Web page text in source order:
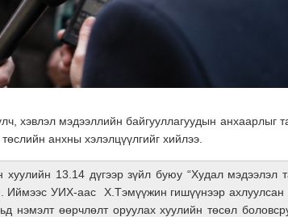
хэвлэл мэдээллийн байгууллагуудын анхаарлыг
анхны хэлэлцүүлгийг хийлээ.
13.14 дүгээр зүйл буюу “Худал мэдээлэл
Иймээс УИХ-аас Х.Тэмүүжин гишүүнээр
нэмэлт өөрчлөлт оруулах хуулийн төсөл